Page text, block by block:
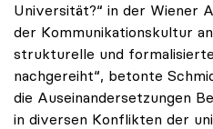
Universität?“ in der Wiener
der Kommunikationskultur
strukturelle und
nachgereiht“, betonte
die Auseinandersetzungen
in diversen Konflikten der